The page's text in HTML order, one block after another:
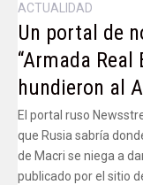
ACTUALIDAD
Un portal de
“Armada
hundieron al
El portal ruso
que Rusia sabría
de Macri se niega a
publicado por el sitio